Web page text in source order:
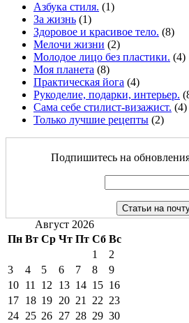
Азбука стиля. (1)
За жизнь (1)
Здоровое и красивое тело. (8)
Мелочи жизни (2)
Молодое лицо без пластики. (4)
Моя планета (8)
Практическая йога (4)
Рукоделие, подарки, интерьер.
Сама себе стилист-визажист. (4)
Только лучшие рецепты (2)
Подпишитесь на
Август 2026
Пн Вт Ср Чт Пт Сб Вс
1
2
3
4 5 6 7 8
9
10 11 12 13 14 15 16
17 18 19 20 21 22 23
24 25 26 27 28 29 30